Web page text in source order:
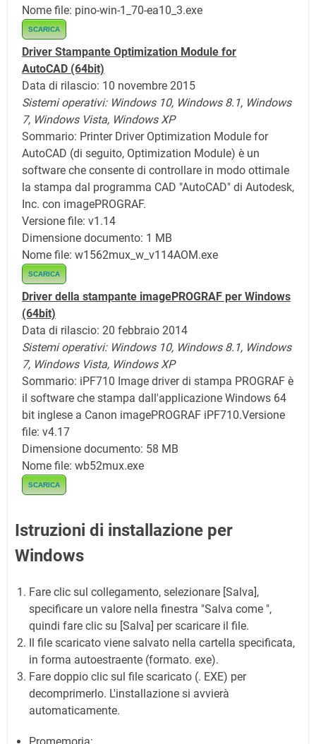
Nome file: pino-win-1_70-ea10_3.exe
SCARICA
Driver Stampante Optimization Module for
AutoCAD (64bit)
Data di rilascio: 10 novembre 2015
Sistemi operativi: Windows 10, Windows 8.1, Windows
7, Windows Vista, Windows XP
Sommario: Printer Driver Optimization Module for
AutoCAD (di seguito, Optimization Module) è un
software che consente di controllare in modo ottimale
la stampa dal programma CAD "AutoCAD" di Autodesk,
Inc. con imagePROGRAF.
Versione file: v1.14
Dimensione documento: 1 MB
Nome file: w1562mux_w_v114AOM.exe
SCARICA
Driver della stampante imagePROGRAF per Windows
(64bit)
Data di rilascio: 20 febbraio 2014
Sistemi operativi: Windows 10, Windows 8.1, Windows
7, Windows Vista, Windows XP
Sommario: iPF710 Image driver di stampa PROGRAF è
il software che stampa dall'applicazione Windows 64
bit inglese a Canon imagePROGRAF iPF710.Versione
file: v4.17
Dimensione documento: 58 MB
Nome file: wb52mux.exe
SCARICA
Istruzioni di installazione per
Windows
Fare clic sul collegamento, selezionare [Salva],
specificare un valore nella finestra "Salva come ",
quindi fare clic su [Salva] per scaricare il file.
Il file scaricato viene salvato nella cartella specificata,
in forma autoestraente (formato. exe).
Fare doppio clic sul file scaricato (. EXE) per
decomprimerlo. L'installazione si avvierà
automaticamente.